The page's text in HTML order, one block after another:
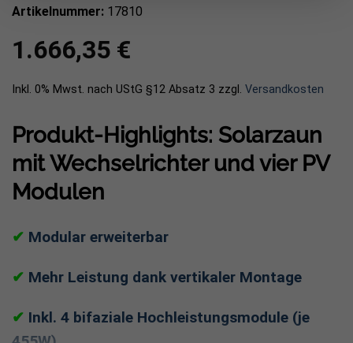
Artikelnummer: 17810
1.666,35 €
Inkl. 0% Mwst. nach UStG §12 Absatz 3 zzgl. Versandkosten
Produkt-Highlights: Solarzaun
mit Wechselrichter und vier PV
Modulen
✔ Modular erweiterbar
✔ Mehr Leistung dank vertikaler Montage
✔ Inkl. 4 bifaziale Hochleistungsmodule (je